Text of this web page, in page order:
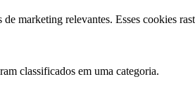
marketing relevantes. Esses cookies
classificados em uma categoria.